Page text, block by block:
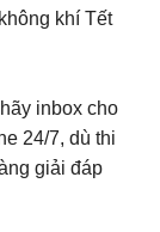
khí Tết
inbox cho
24/7, dù thi
giải đáp